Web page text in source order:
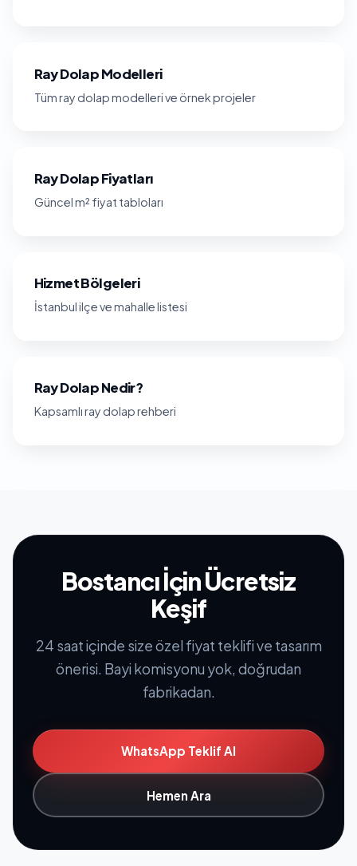
Ray Dolap Modelleri
Tüm ray dolap modelleri ve örnek projeler
Ray Dolap Fiyatları
Güncel m² fiyat tabloları
Hizmet Bölgeleri
İstanbul ilçe ve mahalle listesi
Ray Dolap Nedir?
Kapsamlı ray dolap rehberi
Bostancı İçin Ücretsiz
Keşif
24 saat içinde size özel fiyat teklifi ve tasarım
önerisi. Bayi komisyonu yok, doğrudan
fabrikadan.
WhatsApp Teklif Al
Hemen Ara